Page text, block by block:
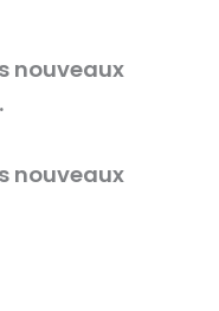
nouveaux
nouveaux